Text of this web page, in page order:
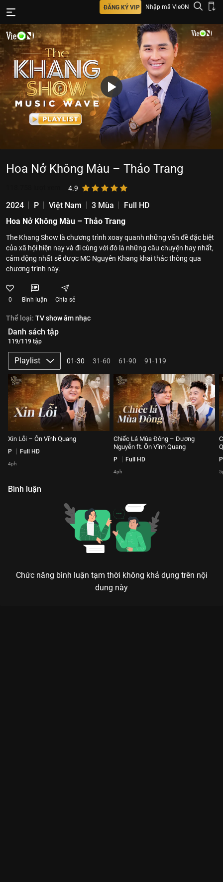
ĐĂNG KÝ VIP Nhập mã VieON
Hoa Nở Không Màu – Thảo Trang
4.9
2024 P Việt Nam 3 Mùa
Full HD
Hoa Nở Không Màu – Thảo Trang
The Khang Show là chương trình xoay quanh những vấn đề đặc biệt
của xã hội hiện nay và đi cùng với đó là những câu chuyện hay nhất,
cảm động nhất sẽ được MC Nguyên Khang khai thác thông qua
chương trình này.
0 Bình luận Chia sẻ
Thể loại: TV show âm nhạc
Danh sách tập
119/119 tập
Playlist 01-30 31-60 61-90 91-119
Xin Lỗi – Ôn Vĩnh Quang
P Full HD
4ph
Chiếc Lá Mùa Đông – Dương
Nguyễn ft. Ôn Vĩnh Quang
P Full HD
4ph
P
Bình luận
Chức năng bình luận tạm thời không khả dụng trên nội
dung này